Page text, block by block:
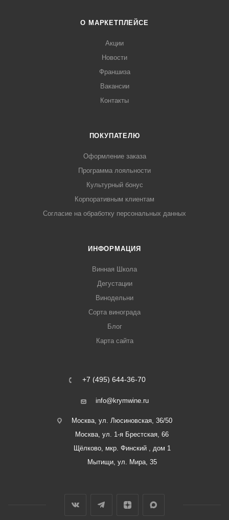
О МАРКЕТПЛЕЙСЕ
Акции
Новости
Франшиза
Вакансии
Контакты
ПОКУПАТЕЛЮ
Оформление заказа
Программа лояльности
Культурный бонус
Корпоративным клиентам
Согласие на обработку персональных данных
ИНФОРМАЦИЯ
Винная Школа
Дегустации
Винодельни
Сорта винограда
Блог
Карта сайта
+7 (495) 644-36-70
info@krymwine.ru
Москва, ул. Люсиновская, 36/50
Москва, ул. 1-я Брестская, 66
Щёлково, мкр. Финский , дом 1
Мытищи, ул. Мира, 35